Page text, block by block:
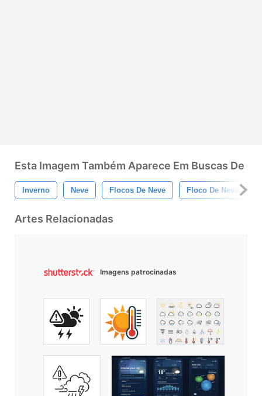
Esta Imagem Também Aparece Em Buscas De
Inverno Neve Flocos De Neve Floco De Neve
Artes Relacionadas
Imagens patrocinadas